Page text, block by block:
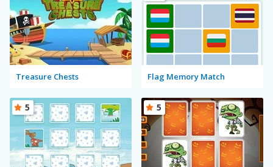
Treasure Chests Flag Memory Match
5 5